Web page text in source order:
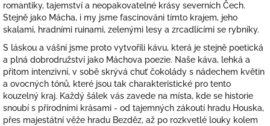
romantiky, tajemství a neopakovatelné krásy severních Čech.
Stejně jako Mácha, i my jsme fascinováni tímto krajem, jeho
skalami, hradními ruinami, zelenými lesy a zrcadlícími se rybníky.
S láskou a vášní jsme proto vytvořili kávu, která je stejně poetická
a plná dobrodružství jako Máchova poezie. Naše káva, lehká a
přitom intenzivní, v sobě skrývá chuť čokolády s nádechem květin
a ovocných tónů, které jsou tak charakteristické pro tento
kouzelný kraj. Každý šálek vás zavede na místa, kde se historie
snoubí s přírodními krásami - od tajemných zákoutí hradu Houska,
přes majestátní věže hradu Bezděz, až po rozkvetlé louky kolem